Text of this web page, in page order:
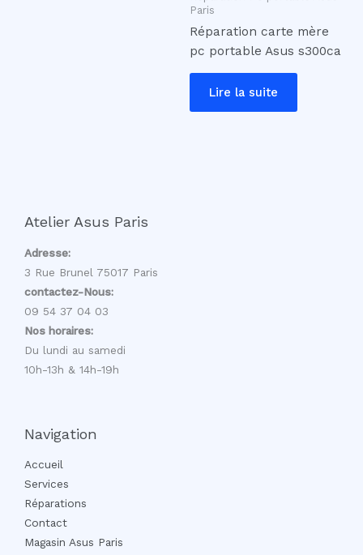
Paris
Réparation carte mère
pc portable Asus s300ca
Lire la suite
Atelier Asus Paris
Adresse:
3 Rue Brunel 75017 Paris
contactez-Nous:
09 54 37 04 03
Nos horaires:
Du lundi au samedi
10h-13h & 14h-19h
Navigation
Accueil
Services
Réparations
Contact
Magasin Asus Paris